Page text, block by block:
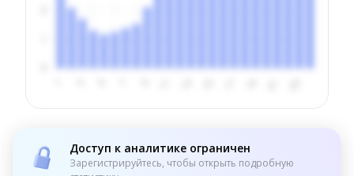
Доступ к аналитике ограничен
Зарегистрируйтесь, чтобы открыть подробную